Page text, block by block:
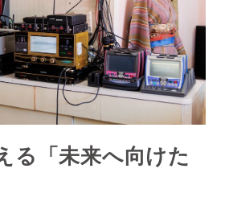
る「未来へ向けた